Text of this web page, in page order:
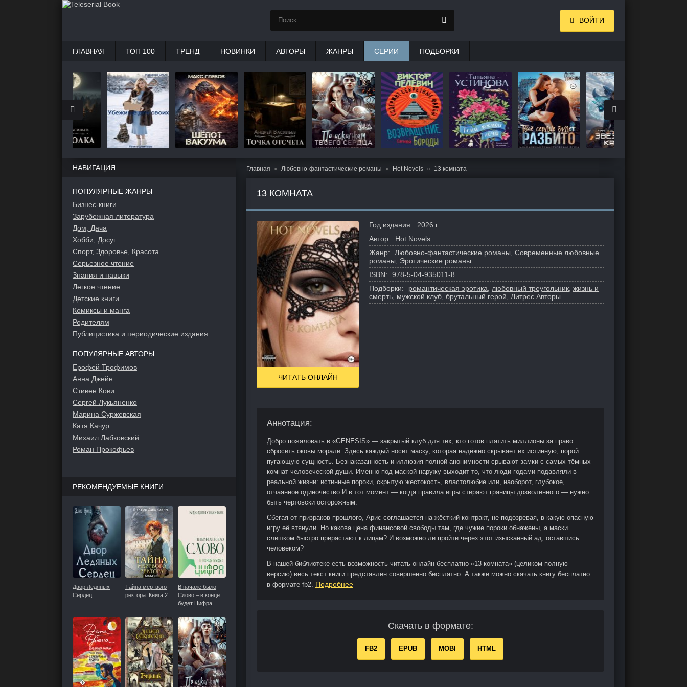
Главная Любовно-фантастические романы Hot Novels 13 комната
13 КОМНАТА
ЧИТАТЬ ОНЛАЙН
Год издания:
2026 г.
Автор:
Hot Novels
Жанр:
Любовно-фантастические романы Современные любовные
романы
Эротические романы
ISBN:
978-5-04-935011-8
Подборки:
романтическая эротика любовный треугольник жизнь и
смерть мужской клуб брутальный герой Литрес Авторы
Аннотация:
Добро пожаловать в «GENESIS» — закрытый клуб для тех, кто готов платить миллионы за право
сбросить оковы морали. Здесь каждый носит маску, которая надёжно скрывает их истинную, порой
пугающую сущность. Безнаказанность и иллюзия полной анонимности срывают замки с самых тёмных
комнат человеческой души. Именно под маской наружу выходит то, что люди годами подавляли в
реальной жизни: истинные пороки, скрытую жестокость, властолюбие или, наоборот, глубокое,
отчаянное одиночество И в тот момент — когда правила игры стирают границы дозволенного — нужно
быть чертовски осторожным.
Сбегая от призраков прошлого, Арис соглашается на жёсткий контракт, не подозревая, в какую опасную
игру её втянули. Но какова цена финансовой свободы там, где чужие пороки обнажены, а маски
слишком быстро прирастают к лицам? И возможно ли пройти через этот изысканный ад, оставшись
человеком?
В нашей библиотеке есть возможность читать онлайн бесплатно «13 комната» (целиком полную
версию) весь текст книги представлен совершенно бесплатно. А также можно скачать книгу бесплатно
в формате fb2. Подробнее
Скачать в формате:
FB2 EPUB MOBI HTML
НАВИГАЦИЯ
ПОПУЛЯРНЫЕ ЖАНРЫ
Бизнес-книги
Зарубежная литература
Дом, Дача
Хобби, Досуг
Спорт, Здоровье, Красота
Серьезное чтение
Знания и навыки
Легкое чтение
Детские книги
Комиксы и манга
Родителям
Публицистика и периодические издания
ПОПУЛЯРНЫЕ АВТОРЫ
Ерофей Трофимов
Анна Джейн
Стивен Кови
Сергей Лукьяненко
Марина Суржевская
Катя Качур
Михаил Лабковский
Роман Прокофьев
РЕКОМЕНДУЕМЫЕ КНИГИ
Двор Ледяных
Сердец
Тайна мертвого
ректора. Книга 2
В начале было
Слово – в конце
будет Цифра
ВОЙТИ
ГЛАВНАЯ ТОП 100 ТРЕНД НОВИНКИ АВТОРЫ ЖАНРЫ СЕРИИ ПОДБОРКИ